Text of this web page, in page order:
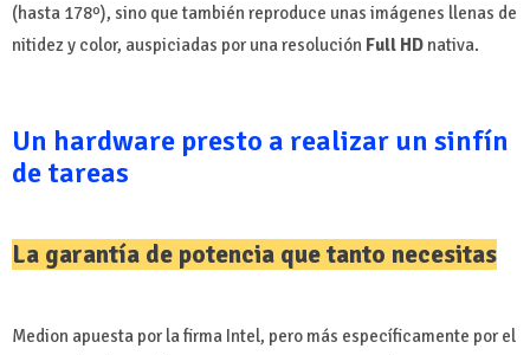
(hasta 178º), sino que también reproduce unas imágenes llenas de
nitidez y color, auspiciadas por una resolución Full HD nativa.
Un hardware presto a realizar un sinfín
de tareas
La garantía de potencia que tanto necesitas
Medion apuesta por la firma Intel, pero más específicamente por el